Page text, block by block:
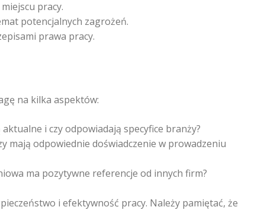
pracy.
potencjalnych zagrożeń.
prawa pracy.
na kilka aspektów:
i czy odpowiadają specyfice branży?
mają odpowiednie doświadczenie w prowadzeniu
ma pozytywne referencje od innych firm?
i efektywność pracy. Należy pamiętać, że